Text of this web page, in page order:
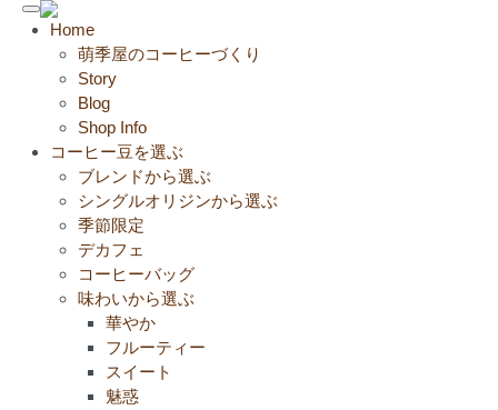
Toggle
navigation
Home
萌季屋のコーヒーづくり
Story
Blog
Shop Info
コーヒー豆を選ぶ
ブレンドから選ぶ
シングルオリジンから選ぶ
季節限定
デカフェ
コーヒーバッグ
味わいから選ぶ
華やか
フルーティー
スイート
魅惑